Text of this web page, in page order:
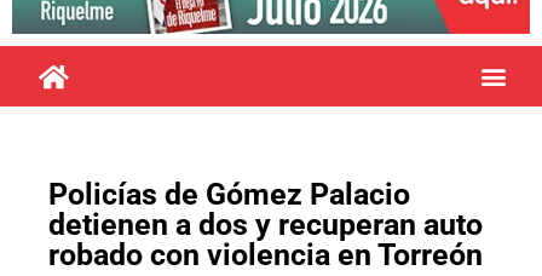
Policías de Gómez Palacio
detienen a dos y recuperan auto
robado con violencia en Torreón